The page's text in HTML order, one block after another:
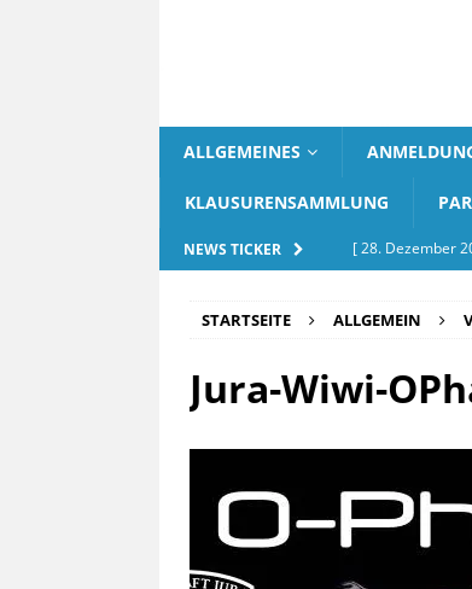
ALLGEMEINES
KLAUSURENSAMMLUNG
NEWS TICKER [ 28. Dezember
[ 18. September
STARTSEITE ALLGEMEIN
Jura-Wiwi-